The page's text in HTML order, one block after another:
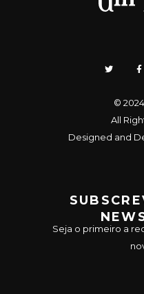
© 2024
All
Designed and
Seja o primeiro a